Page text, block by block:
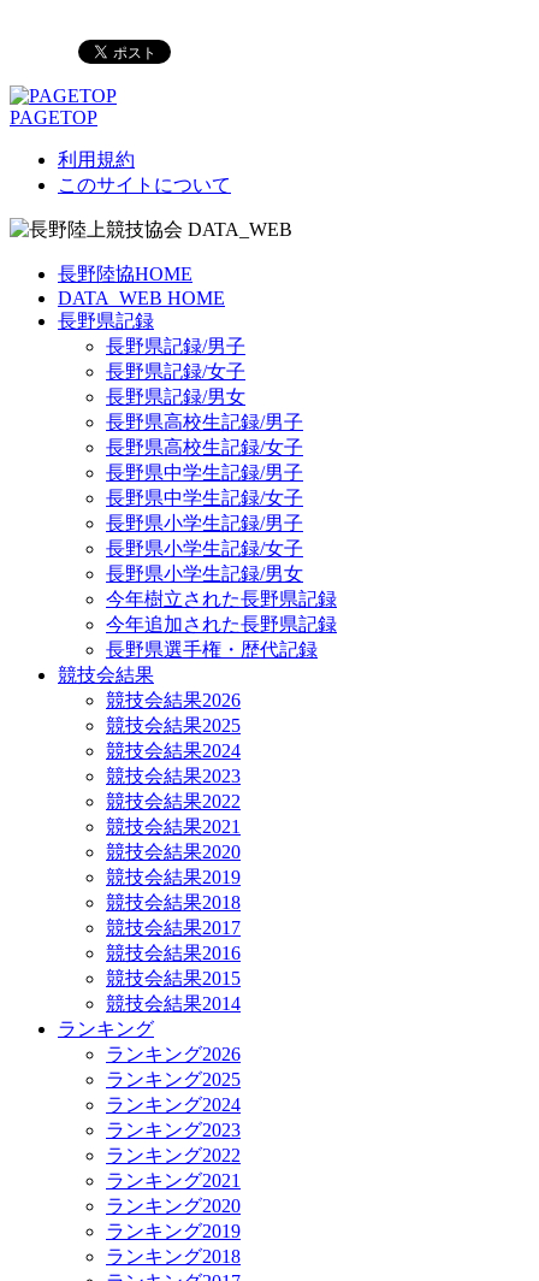
PAGETOP
利用規約
このサイトについて
長野陸協HOME
DATA_WEB HOME
長野県記録
長野県記録/男子
長野県記録/女子
長野県記録/男女
長野県高校生記録/男子
長野県高校生記録/女子
長野県中学生記録/男子
長野県中学生記録/女子
長野県小学生記録/男子
長野県小学生記録/女子
長野県小学生記録/男女
今年樹立された長野県記録
今年追加された長野県記録
長野県選手権・歴代記録
競技会結果
競技会結果2026
競技会結果2025
競技会結果2024
競技会結果2023
競技会結果2022
競技会結果2021
競技会結果2020
競技会結果2019
競技会結果2018
競技会結果2017
競技会結果2016
競技会結果2015
競技会結果2014
ランキング
ランキング2026
ランキング2025
ランキング2024
ランキング2023
ランキング2022
ランキング2021
ランキング2020
ランキング2019
ランキング2018